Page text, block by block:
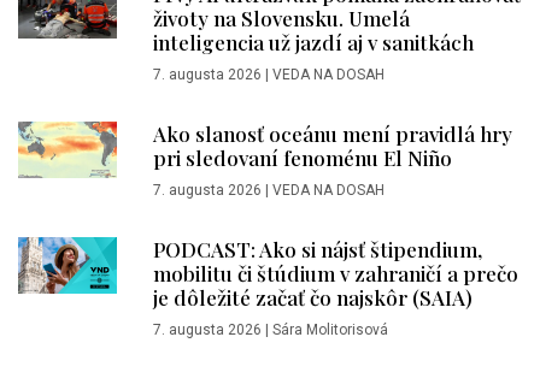
životy na Slovensku. Umelá
inteligencia už jazdí aj v sanitkách
7. augusta 2026 VEDA NA DOSAH
Ako slanosť oceánu mení pravidlá hry
pri sledovaní fenoménu El Niño
7. augusta 2026 VEDA NA DOSAH
PODCAST: Ako si nájsť štipendium,
mobilitu či štúdium v zahraničí a prečo
je dôležité začať čo najskôr (SAIA)
7. augusta 2026 Sára Molitorisová